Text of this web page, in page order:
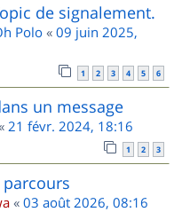
de signalement.
Polo « 09 juin 2025,
1 2 3 4 5 6
un message
21 févr. 2024, 18:16
1 2 3
« 03 août 2026, 08:16